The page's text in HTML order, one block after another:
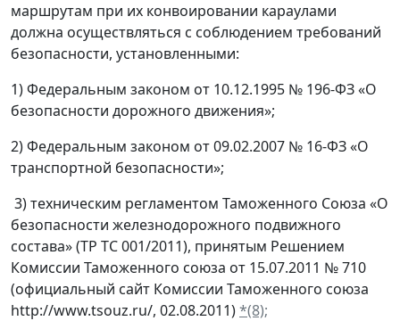
маршрутам при их конвоировании караулами
должна осуществляться с соблюдением требований
безопасности, установленными:
1) Федеральным законом от 10.12.1995 № 196-ФЗ «О
безопасности дорожного движения»;
2) Федеральным законом от 09.02.2007 № 16-ФЗ «О
транспортной безопасности»;
3) техническим регламентом Таможенного Союза «О
безопасности железнодорожного подвижного
состава» (ТР ТС 001/2011), принятым Решением
Комиссии Таможенного союза от 15.07.2011 № 710
(официальный сайт Комиссии Таможенного союза
http://www.tsouz.ru/, 02.08.2011)*(8);